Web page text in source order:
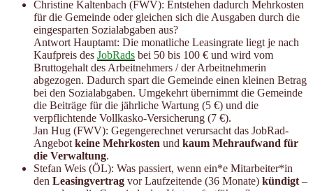
Christine Kaltenbach (FWV): Entstehen dadurch Mehrkosten
für die Gemeinde oder gleichen sich die Ausgaben durch die
eingesparten Sozialabgaben aus?
Antwort Hauptamt: Die monatliche Leasingrate liegt je nach
Kaufpreis des JobRads bei 50 bis 100 € und wird vom
Bruttogehalt des Arbeitnehmers / der Arbeitnehmerin
abgezogen. Dadurch spart die Gemeinde einen kleinen Betrag
bei den Sozialabgaben. Umgekehrt übernimmt die Gemeinde
die Beiträge für die jährliche Wartung (5 €) und die
verpflichtende Vollkasko-Versicherung (7 €).
Jan Hug (FWV): Gegengerechnet verursacht das JobRad-
Angebot keine Mehrkosten und kaum Mehraufwand für
die Verwaltung.
Stefan Weis (ÖL): Was passiert, wenn ein*e Mitarbeiter*in
den Leasingvertrag vor Laufzeitende (36 Monate) kündigt –